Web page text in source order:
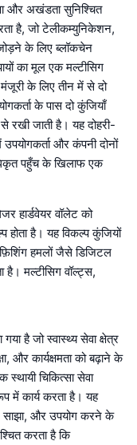
और अखंडता सुनिश्चित
है, जो टेलीकम्युनिकेशन,
के लिए ब्लॉकचेन
का मूल एक मल्टीसिग
के लिए तीन में से दो
के पास दो कुंजियाँ
से रखी जाती है। यह दोहरी-
और कंपनी दोनों
पहुँच के खिलाफ एक
हार्डवेयर वॉलेट को
है। यह विकल्प कुंजियों
हमलों जैसे डिजिटल
है। मल्टीसिग वॉल्ट्स,
है जो स्वास्थ्य सेवा क्षेत्र
और कार्यक्षमता को बढ़ाने के
स्थायी चिकित्सा सेवा
में कार्य करता है। यह
साझा, और उपयोग करने के
करता है कि